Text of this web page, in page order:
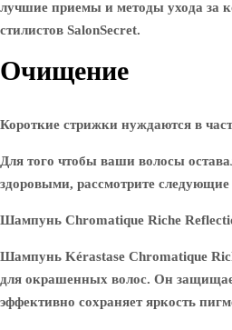
лучшие приемы и методы ухода за
стилистов SalonSecret.
Очищение
Короткие стрижки нуждаются в
Для того чтобы ваши волосы
здоровыми, рассмотрите
Шампунь Chromatique Riche
Шампунь Kérastase Chromatique
для окрашенных волос. Он
эффективно сохраняет яркость